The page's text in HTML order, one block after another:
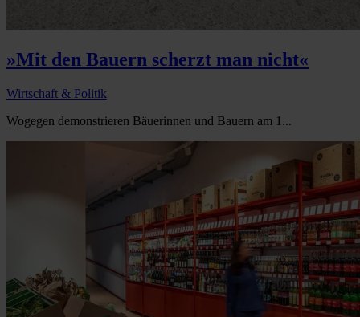
»Mit den Bauern scherzt man nicht«
Wirtschaft & Politik
Wogegen demonstrieren Bäuerinnen und Bauern am 1...